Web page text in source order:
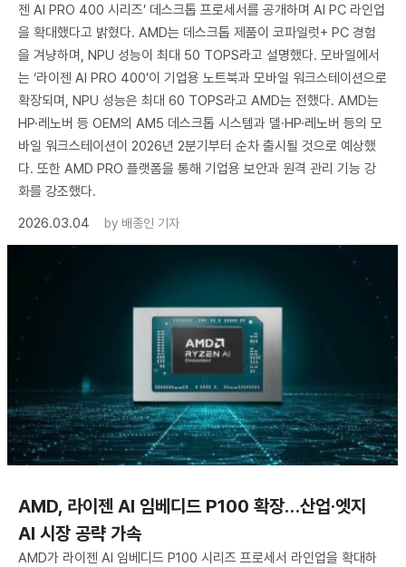
젠 AI PRO 400 시리즈’ 데스크톱 프로세서를 공개하며 AI PC 라인업
을 확대했다고 밝혔다. AMD는 데스크톱 제품이 코파일럿+ PC 경험
을 겨냥하며, NPU 성능이 최대 50 TOPS라고 설명했다. 모바일에서
는 ‘라이젠 AI PRO 400’이 기업용 노트북과 모바일 워크스테이션으로
확장되며, NPU 성능은 최대 60 TOPS라고 AMD는 전했다. AMD는
HP·레노버 등 OEM의 AM5 데스크톱 시스템과 델·HP·레노버 등의 모
바일 워크스테이션이 2026년 2분기부터 순차 출시될 것으로 예상했
다. 또한 AMD PRO 플랫폼을 통해 기업용 보안과 원격 관리 기능 강
화를 강조했다.
2026.03.04
by 배종인 기자
AMD, 라이젠 AI 임베디드 P100 확장…산업·엣지
AI 시장 공략 가속
AMD가 라이젠 AI 임베디드 P100 시리즈 프로세서 라인업을 확대하